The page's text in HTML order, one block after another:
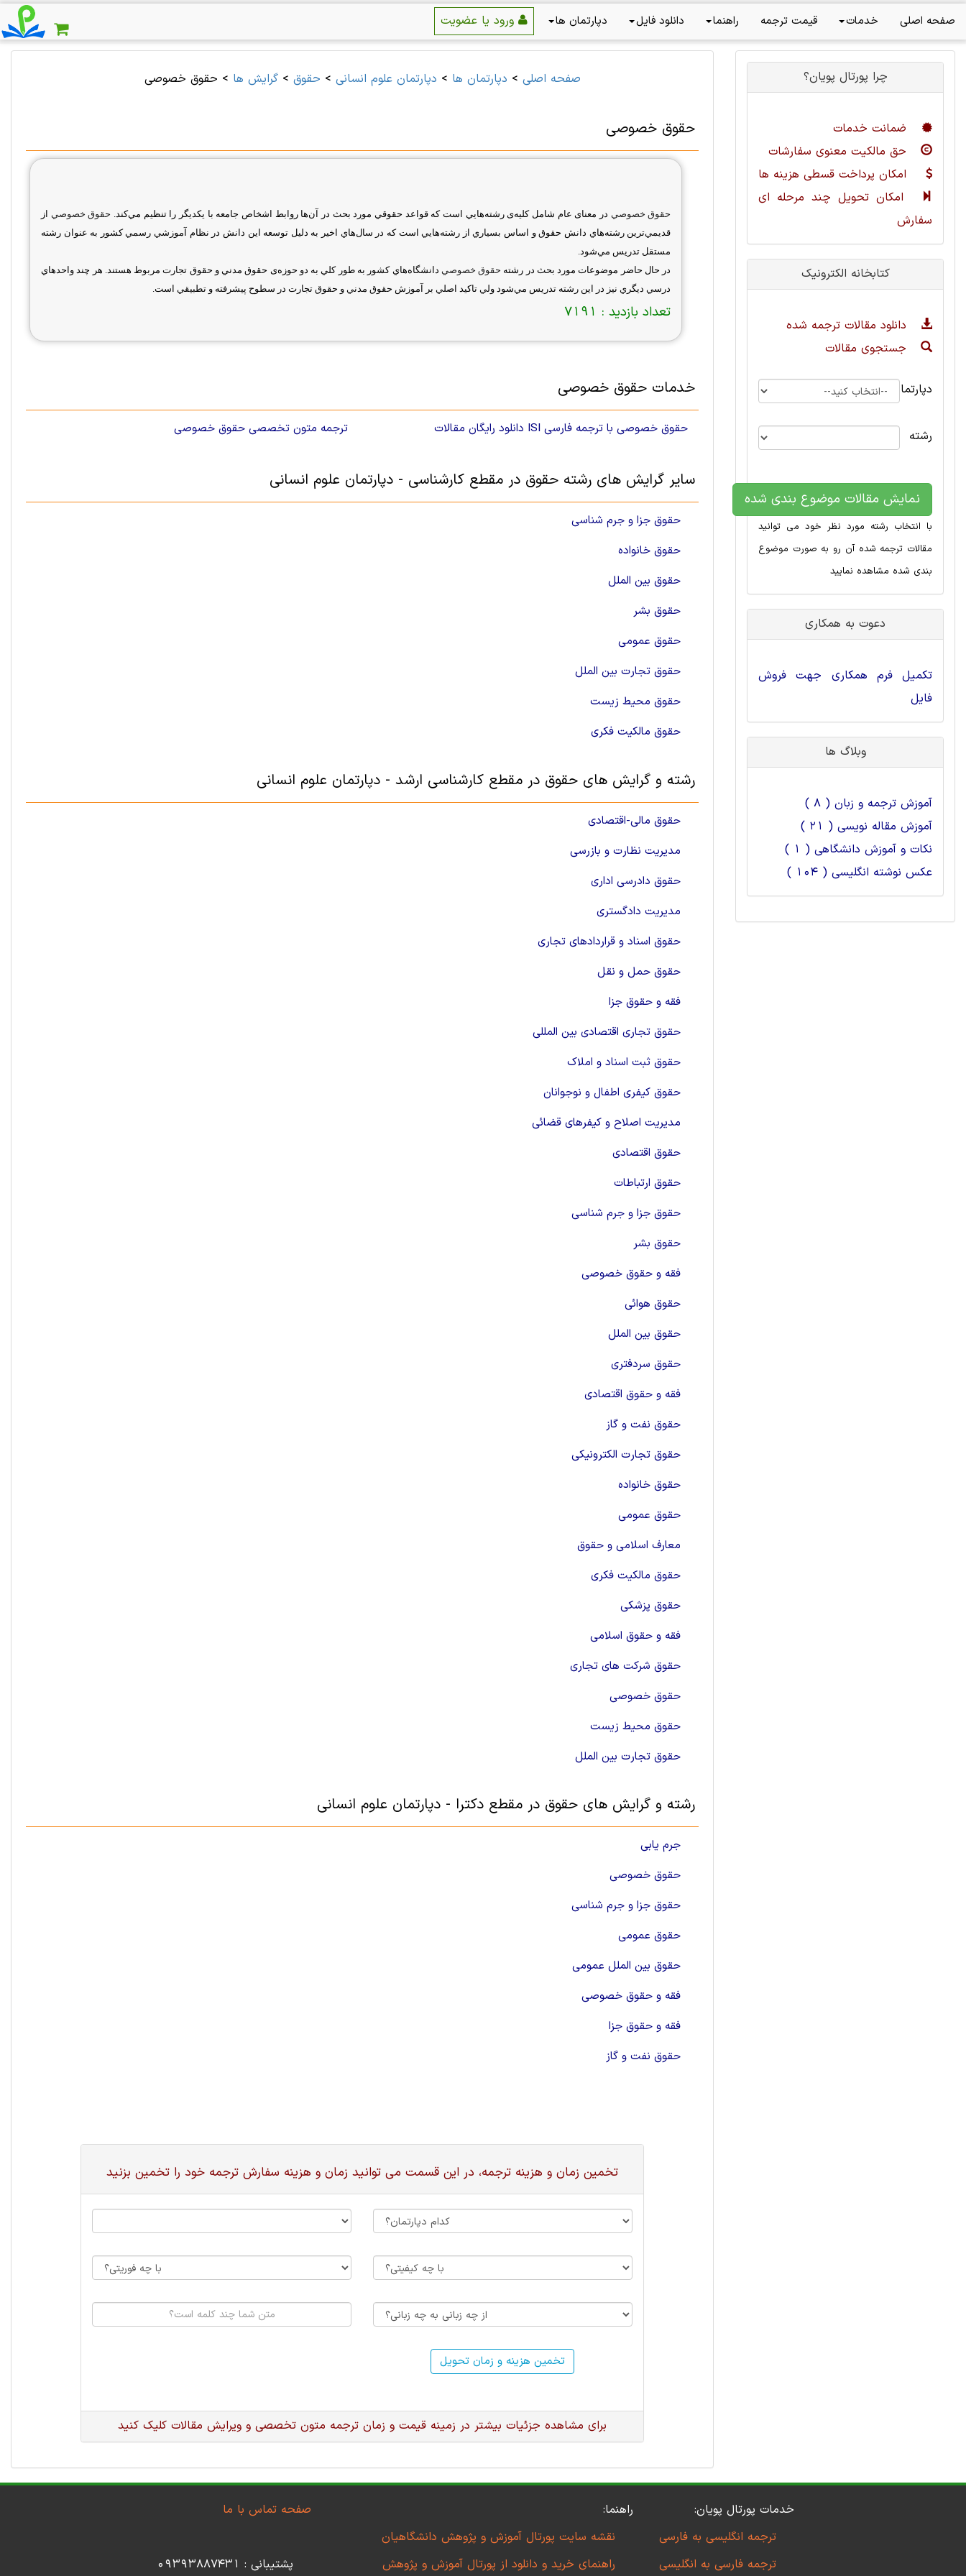
صفحه اصلی خدمات قیمت ترجمه راهنما دانلود فایل دپارتمان ها
صفحه اصلی > دپارتمان ها > دپارتمان علوم انسانی > حقوق >گرایش ها > حقوق خصوصی
حقوق خصوصی
حقوق خصوصي در معنای عام شامل كليه‌ی رشته‌هايي است كه قواعد حقوقي مورد بحث در آن‌ها روابط اشخاص جامعه با يكديگر را تنظيم مي‌كند. حقوق خصوصي از
قديمي‌ترين رشته‌هاي دانش حقوق و اساس بسياري از رشته‌هايي است كه در سال‌هاي اخير به دليل توسعه اين دانش در نظام آموزشي رسمي كشور به عنوان رشته
مستقل تدريس مي‌شود.
در حال حاضر موضوعات مورد بحث در رشته حقوق خصوصي دانشگاه‌هاي كشور به طور كلي به دو حوزه‌ی حقوق مدني و حقوق تجارت مربوط هستند. هر چند واحدهاي
درسي ديگري نيز در اين رشته تدريس مي‌شود ولي تاكيد اصلي بر آموزش حقوق مدني و حقوق تجارت در سطوح پيشرفته و تطبيقي است.
تعداد بازدید : 7191
خدمات حقوق خصوصی
دانلود رایگان مقالات ISI حقوق خصوصی با ترجمه فارسی ترجمه متون تخصصی حقوق خصوصی
سایر گرایش های رشته حقوق در مقطع کارشناسی - دپارتمان علوم انسانی
حقوق جزا و جرم شناسی
حقوق خانواده
حقوق بین الملل
حقوق بشر
حقوق عمومی
حقوق تجارت بین الملل
حقوق محیط زیست
حقوق مالکیت فکری
رشته و گرایش های حقوق در مقطع کارشناسی ارشد - دپارتمان علوم انسانی
حقوق مالی-اقتصادی
مدیریت نظارت و بازرسی
حقوق دادرسی اداری
مدیریت دادگستری
حقوق اسناد و قراردادهای تجاری
حقوق حمل و نقل
فقه و حقوق جزا
حقوق تجاری اقتصادی بین المللی
حقوق ثبت اسناد و املاک
حقوق کیفری اطفال و نوجوانان
مدیریت اصلاح و کیفرهای قضائی
حقوق اقتصادی
حقوق ارتباطات
حقوق جزا و جرم شناسی
حقوق بشر
فقه و حقوق خصوصی
حقوق هوائی
حقوق بین الملل
حقوق سردفتری
فقه و حقوق اقتصادی
حقوق نفت و گاز
حقوق تجارت الکترونیکی
حقوق خانواده
حقوق عمومی
معارف اسلامی و حقوق
حقوق مالکیت فکری
حقوق پزشکی
فقه و حقوق اسلامی
حقوق شرکت های تجاری
حقوق خصوصی
حقوق محیط زیست
حقوق تجارت بین الملل
رشته و گرایش های حقوق در مقطع دکترا - دپارتمان علوم انسانی
جرم یابی
حقوق خصوصی
حقوق جزا و جرم شناسی
حقوق عمومی
حقوق بین الملل عمومی
فقه و حقوق خصوصی
فقه و حقوق جزا
حقوق نفت و گاز
تخمین زمان و هزینه ترجمه، در این قسمت می توانید زمان و هزینه سفارش ترجمه خود را تخمین بزنید
تخمین هزینه و زمان تحویل
برای مشاهده جزئیات بیشتر در زمینه قیمت و زمان ترجمه متون تخصصی و ویرایش مقالات کلیک کنید
چرا پورتال پویان؟
ضمانت خدمات
حق مالکیت معنوی سفارشات
امکان پرداخت قسطی هزینه ها
امکان تحویل چند مرحله ای
سفارش
کتابخانه الکترونیک
دانلود مقالات ترجمه شده
جستجوی مقالات
دپارتمان
رشته
نمایش مقالات موضوع بندی شده
با انتخاب رشته مورد نظر خود می توانید
مقالات ترجمه شده آن رو به صورت موضوع
بندی شده مشاهده نمایید
دعوت به همکاری
تکمیل فرم همکاری جهت فروش
فایل
وبلاگ ها
آموزش ترجمه و زبان ( 8 )
آموزش مقاله نویسی ( 21 )
نکات و آموزش دانشگاهی ( 1 )
عکس نوشته انگلیسی ( 104 )
خدمات پورتال پویان:
ترجمه انگلیسی به فارسی
ترجمه فارسی به انگلیسی
راهنما:
نقشه سایت پورتال آموزش و پژوهش دانشگاهیان
راهنمای خرید و دانلود از پورتال آموزش و پژوهش
صفحه تماس با ما
پشتیبانی : 09393887431